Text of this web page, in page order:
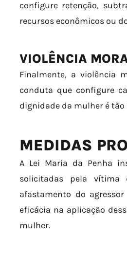
configure retenção,
recursos econômicos ou
VIOLÊNCIA
Finalmente, a violência
conduta que configure
dignidade da mulher é
MEDIDAS
A Lei Maria da Penha
solicitadas pela vítima
afastamento do
eficácia na aplicação
mulher.